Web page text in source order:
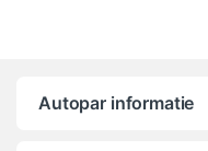
Autopar informatie